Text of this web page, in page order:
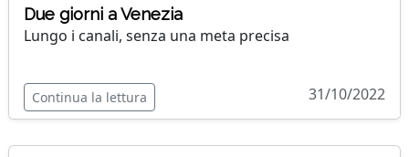
Due giorni a Venezia
Lungo i canali, senza una meta precisa
Continua la lettura 31/10/2022